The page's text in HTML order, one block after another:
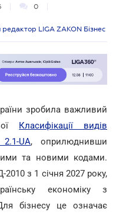
0
LIGA ZAKON Бізнес
зробила важливий
Класифікації видів
UA, оприлюднивши
та новими кодами.
з 1 січня 2027 року,
економіку з
бізнесу це означає